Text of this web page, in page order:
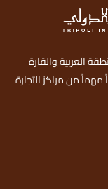
العربية والقارة
مهماً من مراكز التجارة